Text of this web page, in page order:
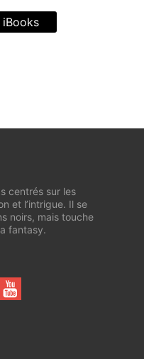
centrés sur les
et l’intrigue. Il se
noirs, mais touche
fantasy.